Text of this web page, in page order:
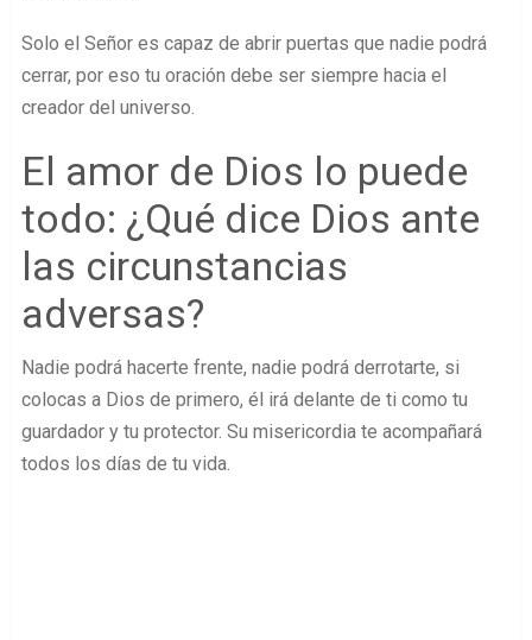
Solo el Señor es capaz de abrir puertas que nadie podrá
cerrar, por eso tu oración debe ser siempre hacia el
creador del universo.
El amor de Dios lo puede
todo: ¿Qué dice Dios ante
las circunstancias
adversas?
Nadie podrá hacerte frente, nadie podrá derrotarte, si
colocas a Dios de primero, él irá delante de ti como tu
guardador y tu protector. Su misericordia te acompañará
todos los días de tu vida.